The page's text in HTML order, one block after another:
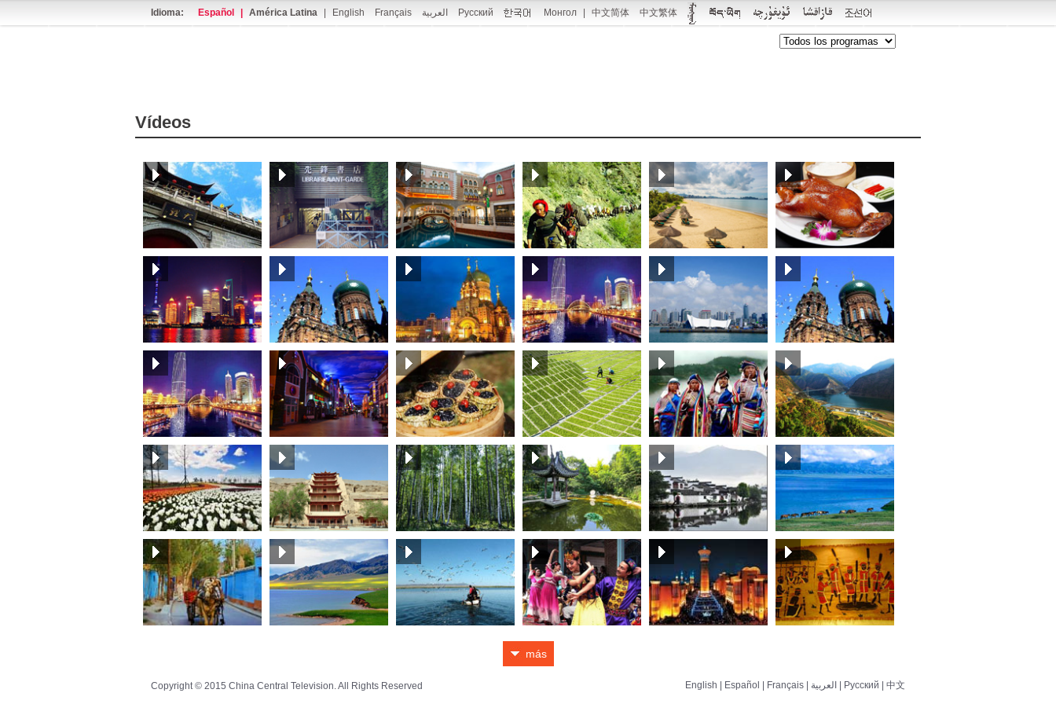
Idioma: Español América Latina English Français العربية Русский Монгол 中文简体 中文繁体
Vídeos
más
Copyright © 2015 China Central Television. All Rights Reserved English Español Français العربية Pусский 中文